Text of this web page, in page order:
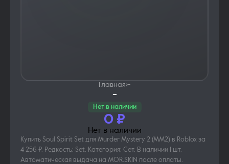
Главная›-
-
Нет в наличии
0 ₽
Нет в наличии
Купить Soul Spirit Set для Murder Mystery 2 (MM2) в Roblox за
4 256 ₽. Редкость: Set. Категория: Сет. В наличии 1 шт.
Автоматическая выдача на MOR.SKIN после оплаты.